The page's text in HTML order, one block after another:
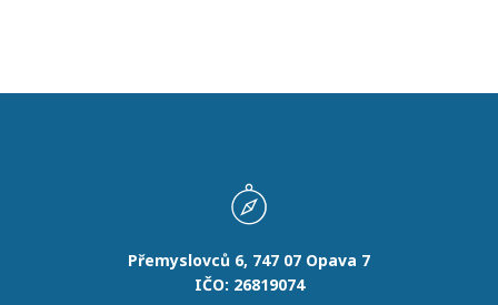
Přemyslovců 6, 747 07 Opava 7
IČO: 26819074